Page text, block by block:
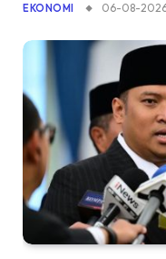
EKONOMI 06-08-